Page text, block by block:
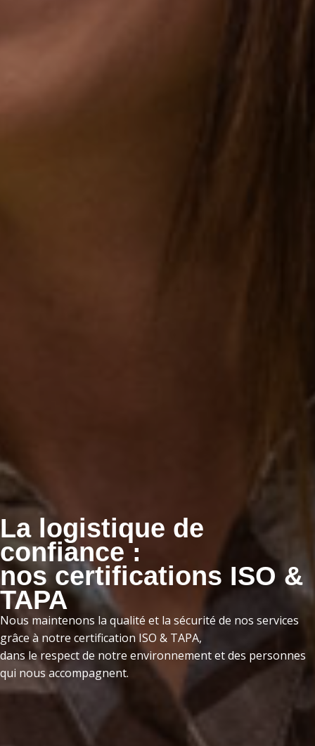
La logistique de
confiance :
nos certifications ISO &
TAPA
Nous maintenons la qualité et la sécurité de nos services
grâce à notre certification ISO & TAPA,
dans le respect de notre environnement et des personnes
qui nous accompagnent.